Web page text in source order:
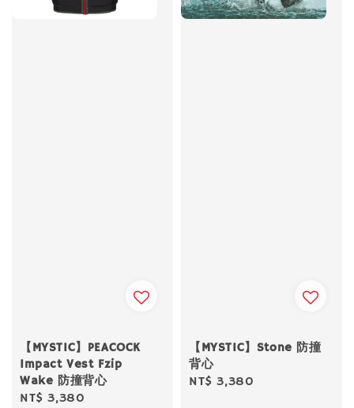
【MYSTIC】PEACOCK
Impact Vest Fzip
Wake 防撞背心
Regular
NT$ 3,380
【MYSTIC】Stone 防撞
背心
Regular
NT$ 3,380